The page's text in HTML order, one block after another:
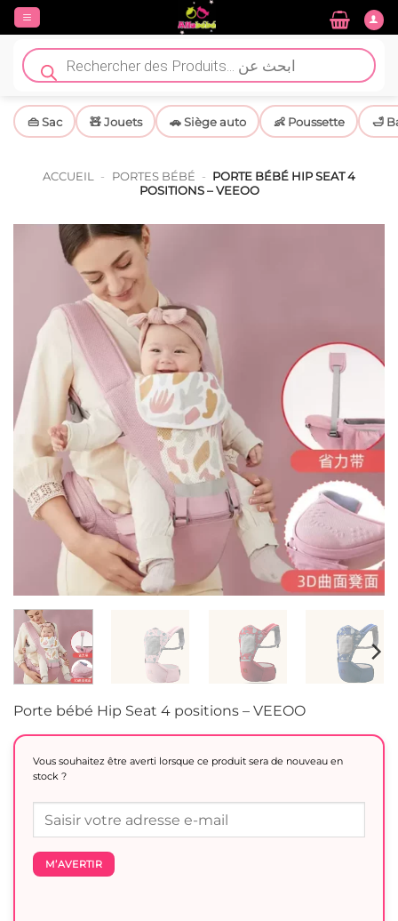
Passer
contenu
Recherche
de
produits
👜 Sac 🧸 Jouets 🚗 Siège auto 👶 Poussette 🛁
ACCUEIL - PORTES BÉBÉ - PORTE BÉBÉ HIP SEAT 4
POSITIONS – VEEOO
Porte bébé Hip Seat 4 positions – VEEOO
Vous souhaitez être averti lorsque ce produit sera de nouveau en
stock ?
M’AVERTIR